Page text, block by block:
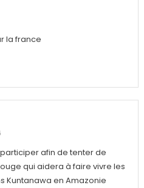
la france
afin de tenter de
qui aidera à faire vivre les
Kuntanawa en Amazonie